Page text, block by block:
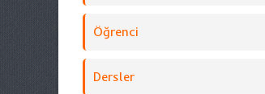
Öğrenci
Dersler